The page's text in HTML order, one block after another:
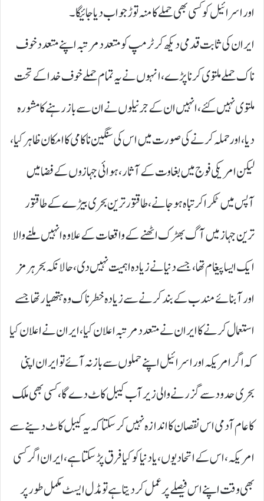
اور اسرائیل کو کسی بھی حملے کا منہ توڑ جواب دیا جائیگا۔
ایران کی ثابت قدمی دیکھ کر ٹرمپ کو متعدد مرتبہ اپنے متعدد خوف
ناک حملے ملتوی کرنا پڑے، انہوں نے یہ تمام حملے خوف خدا کے تحت
ملتوی نہیں کئے، انہیں ان کے جرنیلوں نے ان سے باز رہنے کا مشورہ
دیا، اور حملہ کرنے کی صورت میں اس کی سنگین ناکامی کا امکان ظاہر کیا،
لیکن امریکی فوج میں بغاوت کے آثار، ہوائی جہازوں کے فضا میں
آپس میں ٹکرا کر تباہ ہوجانے، طاقتور ترین بحری بیڑے کے طاقتور
ترین جہاز میں آگ بھڑک اٹھنے کے واقعات کے علاوہ انہیں ملنے والا
ایک ایسا پیغام تھا، جسے دنیا نے زیادہ اہمیت نہیں دی، حالانکہ بحر ہرمز
اور آبنائے مندب کے بند کرنے سے زیادہ خطرناک وہ ہتھیار تھا جسے
استعمال کرنے کا ایران نے متعدد مرتبہ اعلان کیا، ایران نے اعلان کیا
کہ اگر امریکہ اور اسرائیل اپنے حملوں سے باز نہ آئے تو ایران اپنی
بحری حدود سے گزرنے والی زیر آب کیبل کاٹ دے گا، کسی بھی ملک
کا عام آدمی اس نقصان کا اندازہ نہیں کر سکتا کہ یہ کیبل کاٹ دینے سے
امریکہ، اس کے اتحادیوں، یا دنیا کو کیا فرق پڑ سکتا ہے، ایران اگر کسی
بھی وقت اپنے اس فیصلے پر عمل کر دیتا ہے تو مڈل ایسٹ مکمل طور پر